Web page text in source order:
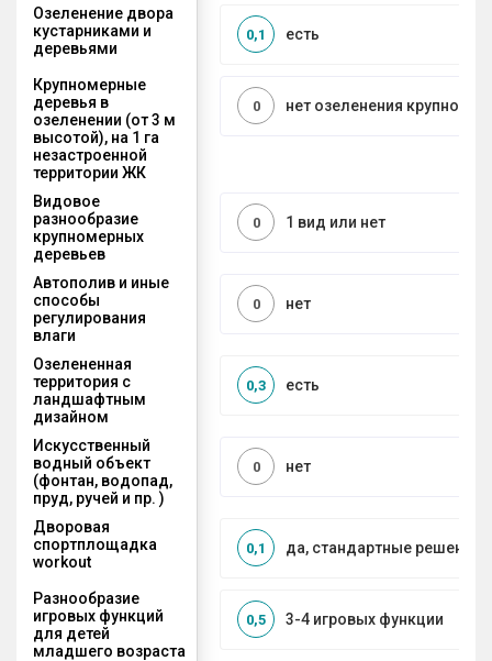
Озеленение двора
кустарниками и
деревьями
есть
0,1
Крупномерные
деревья в
озеленении (от 3 м
высотой), на 1 га
незастроенной
территории ЖК
нет озеленения
0
Видовое
разнообразие
крупномерных
деревьев
1 вид или нет
0
Автополив и иные
способы
регулирования
влаги
нет
0
Озелененная
территория с
ландшафтным
дизайном
есть
0,3
Искусственный
водный объект
(фонтан, водопад,
пруд, ручей и пр. )
нет
0
Дворовая
спортплощадка
workout
да, стандартные решения
0,1
Разнообразие
игровых функций
для детей
младшего возраста
3-4 игровых функции
0,5